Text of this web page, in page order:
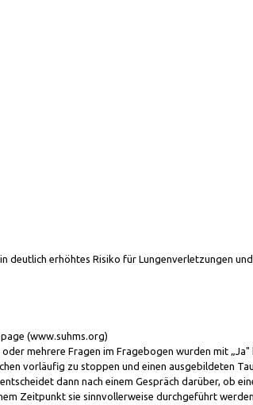
deutlich erhöhtes Risiko für Lungenverletzungen und
(www.suhms.org)
mehrere Fragen im Fragebogen wurden mit
vorläufig zu stoppen und einen ausgebildeten
dann nach einem Gespräch darüber, ob
Zeitpunkt sie sinnvollerweise durchgeführt